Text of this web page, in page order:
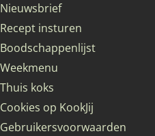
Nieuwsbrief
Recept insturen
Boodschappenlijst
Weekmenu
Thuis koks
Cookies op KookJij
Gebruikersvoorwaarden